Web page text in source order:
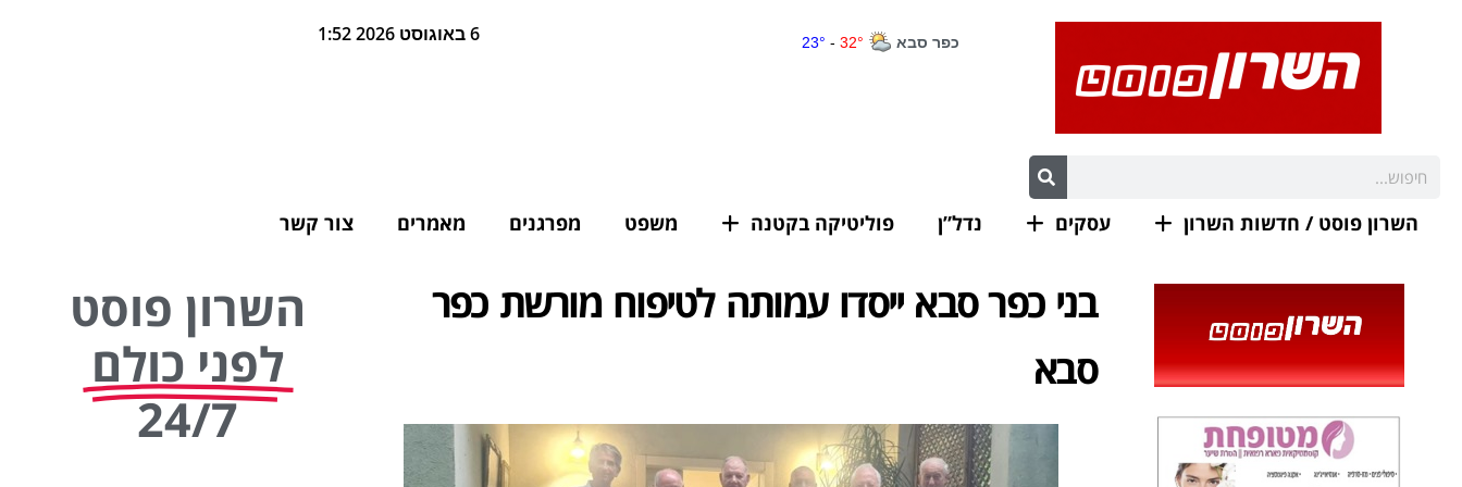
6 באוגוסט 2026 1:52
השרון פוסט / חדשות השרון עסקים נדל”ן פוליטיקה בקטנה משפט מפרגנים מאמרים צור קשר
בני כפר סבא ייסדו עמותה לטיפוח מורשת כפר
סבא
השרון פוסט
לפני כולם
24/7